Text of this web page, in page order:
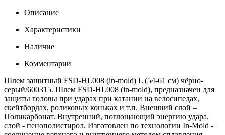
Описание
Характеристики
Наличие
Комментарии
Шлем защитный FSD-HL008 (in-mold) L (54-61 см) чёрно-
серый/600315. Шлем FSD-HL008 (in-mold), предназначен для
защиты головы при ударах при катании на велосипедах,
скейтбордах, роликовых коньках и т.п. Внешний слой –
Поликарбонат. Внутренний, поглощающий энергию удара,
слой - пенополистирол. Изготовлен по технологии In-Mold -